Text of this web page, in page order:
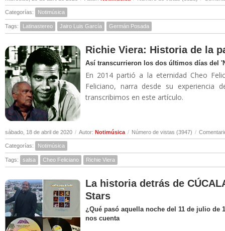
Categorías: Notimúsica
Tags: Latinastereo Jairo Luis García Germán Posada
Richie Viera: Historia de la
Así transcurrieron los dos últimos días del
En 2014 partió a la eternidad Cheo
Feliciano, narra desde su experiencia
transcribimos en este artículo.
sábado, 18 de abril de 2020 / Autor: Notimúsica / Número de vistas (3947) /
Categorías: Notimúsica
Tags: salsa Cheo Feliciano Richie Viera
La historia detrás de
Stars
¿Qué pasó aquella noche del 11 de julio de
nos cuenta